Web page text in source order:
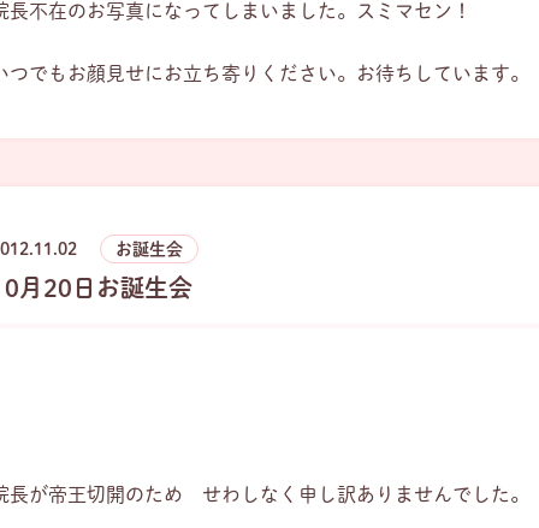
長不在のお写真になってしまいました。スミマセン！
つでもお顔見せにお立ち寄りください。お待ちしています。
お誕生会
月20日お誕生会
長が帝王切開のため せわしなく申し訳ありませんでした。